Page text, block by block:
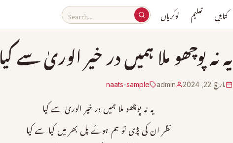
کتابیں تعلیم نوکریاں
یہ نہ پوچھو ملا ہمیں در خیر الوریٰ سے کیا
مارچ 22, 2024 admin
naats-sample
یہ نہ پوچھو ملا ہمیں در خیر الوریٰ سے کیا
نظر ان کی پڑی تو ہم ہوئے پل بھر میں کیا سے کیا